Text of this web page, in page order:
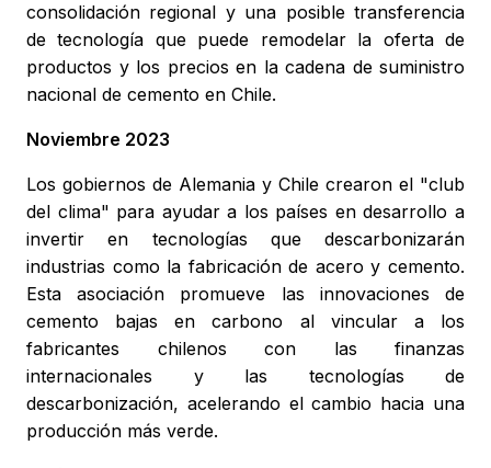
consolidación regional y una posible transferencia
de tecnología que puede remodelar la oferta de
productos y los precios en la cadena de suministro
nacional de cemento en Chile.
Noviembre 2023
Los gobiernos de Alemania y Chile crearon el "club
del clima" para ayudar a los países en desarrollo a
invertir en tecnologías que descarbonizarán
industrias como la fabricación de acero y cemento.
Esta asociación promueve las innovaciones de
cemento bajas en carbono al vincular a los
fabricantes chilenos con las finanzas
internacionales y las tecnologías de
descarbonización, acelerando el cambio hacia una
producción más verde.